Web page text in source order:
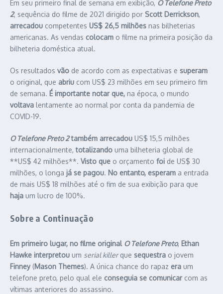
Em seu primeiro final de semana em exibição, O Telefone Preto
2, sequência do filme de 2021 dirigido por Scott Derrickson,
arrecadou competentes US$ 26,5 milhões nas bilheterias
americanas. As vendas colocam o filme na primeira posição da
bilheteria doméstica atual.
Os resultados vão de acordo com as expectativas e superam
o original, que abriu com US$ 23 milhões em seu primeiro fim
de semana. É importante notar que, na época, o mundo
voltava lentamente ao normal por conta da pandemia de
COVID-19.
O Telefone Preto 2 também arrecadou US$ 15,5 milhões
internacionalmente,totalizando uma bilheteria global de
**US$ 42 milhões**. Visto que o orçamento foi de US$ 30
milhões, o longa já se pagou. No entanto, esperam a entrada
de mais US$ 18 milhões até o fim de sua exibição para que
haja um lucro de 100%.
Sobre a Continuação
Em primeiro lugar, no filme original O Telefone Preto, Ethan
Hawke interpretou um serial killerque sequestra o jovem
Finney(Mason Themes). A única chance do rapaz era um
telefone preto, pelo qual ele conseguia se comunicarcom as
vítimas anteriores do assassino.